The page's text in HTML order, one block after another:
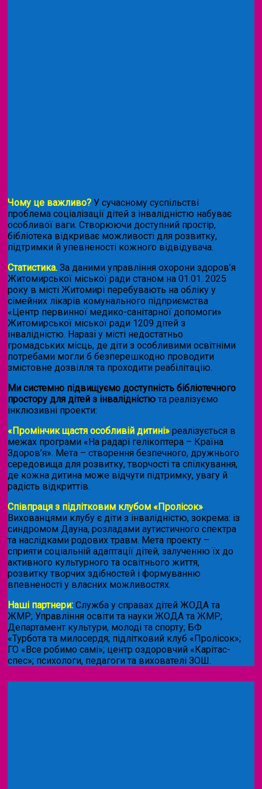
Чому це важливо? У сучасному суспільстві
проблема соціалізації дітей з інвалідністю набуває
особливої ваги. Створюючи доступний простір,
бібліотека відкриває можливості для розвитку,
підтримки й упевненості кожного відвідувача.
Статистика. За даними управління охорони здоров’я
Житомирської міської ради станом на 01.01. 2025
року в місті Житомирі перебувають на обліку у
сімейних лікарів комунального підприємства
«Центр первинної медико-санітарної допомоги»
Житомирської міської ради 1209 дітей з
інвалідністю. Наразі у місті недостатньо
громадських місць, де діти з особливими освітніми
потребами могли б безперешкодно проводити
змістовне дозвілля та проходити реабілітацію.
Ми системно підвищуємо доступність бібліотечного
простору для дітей з інвалідністю та реалізуємо
інклюзивні проекти:
«Промінчик щастя особливій дитині» реалізується в
межах програми «На радарі гелікоптера – Країна
Здоров’я». Мета – створення безпечного, дружнього
середовища для розвитку, творчості та спілкування,
де кожна дитина може відчути підтримку, увагу й
радість відкриттів.
Співпраця з підлітковим клубом «Пролісок».
Вихованцями клубу є діти з інвалідністю, зокрема: із
синдромом Дауна, розладами аутистичного спектра
та наслідками родових травм. Мета проекту –
сприяти соціальній адаптації дітей, залученню їх до
активного культурного та освітнього життя,
розвитку творчих здібностей і формуванню
впевненості у власних можливостях.
Наші партнери: Служба у справах дітей ЖОДА та
ЖМР; Управління освіти та науки ЖОДА та ЖМР;
Департамент культури, молоді та спорту; БФ
«Турбота та милосердя; підлітковий клуб «Пролісок»;
ГО «Все робимо самі»; центр оздоровчий «Карітас-
спес»; психологи, педагоги та вихователі ЗОШ.